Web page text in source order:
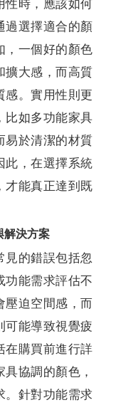
性時，應該如何
過選擇適合的顏
，一個好的顏色
擴大感，而高質
感。實用性則更
比如多功能家具
易於清潔的材質
此，在選擇系統
才能真正達到既
解決方案
見的錯誤包括忽
功能需求評估不
壓迫空間感，而
可能導致視覺疲
在購買前進行詳
協調的顏色，
。針對功能需求